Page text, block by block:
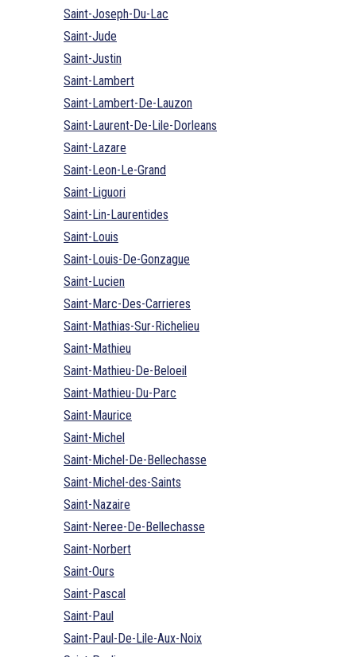
Saint-Joseph-Du-Lac
Saint-Jude
Saint-Justin
Saint-Lambert
Saint-Lambert-De-Lauzon
Saint-Laurent-De-Lile-Dorleans
Saint-Lazare
Saint-Leon-Le-Grand
Saint-Liguori
Saint-Lin-Laurentides
Saint-Louis
Saint-Louis-De-Gonzague
Saint-Lucien
Saint-Marc-Des-Carrieres
Saint-Mathias-Sur-Richelieu
Saint-Mathieu
Saint-Mathieu-De-Beloeil
Saint-Mathieu-Du-Parc
Saint-Maurice
Saint-Michel
Saint-Michel-De-Bellechasse
Saint-Michel-des-Saints
Saint-Nazaire
Saint-Neree-De-Bellechasse
Saint-Norbert
Saint-Ours
Saint-Pascal
Saint-Paul
Saint-Paul-De-Lile-Aux-Noix